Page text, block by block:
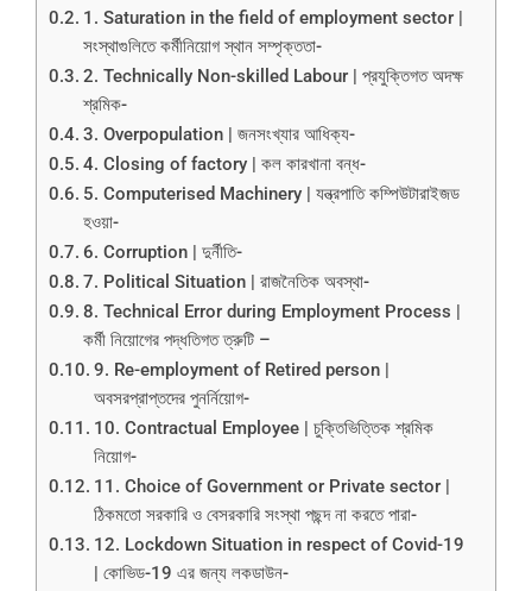
1. Saturation in the field of employment sector |
সংস্থাগুলিতে কর্মীনিয়োগ স্থান সম্পৃক্ততা-
2. Technically Non-skilled Labour | প্রযুক্তিগত অদক্ষ
শ্রমিক-
3. Overpopulation | জনসংখ্যার আধিক্য-
4. Closing of factory | কল কারখানা বন্ধ-
5. Computerised Machinery | যন্ত্রপাতি কম্পিউটারাইজড
হওয়া-
6. Corruption | দুর্নীতি-
7. Political Situation | রাজনৈতিক অবস্থা-
8. Technical Error during Employment Process |
কর্মী নিয়োগের পদ্ধতিগত ত্রুটি –
9. Re-employment of Retired person |
অবসরপ্রাপ্তদের পুনর্নিয়োগ-
10. Contractual Employee | চুক্তিভিত্তিক শ্রমিক
নিয়োগ-
11. Choice of Government or Private sector |
ঠিকমতো সরকারি ও বেসরকারি সংস্থা পছন্দ না করতে পারা-
12. Lockdown Situation in respect of Covid-19
| কোভিড-19 এর জন্য লকডাউন-